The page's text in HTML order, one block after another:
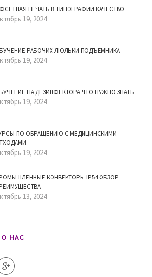
ПЕЧАТЬ В ТИПОГРАФИИ КАЧЕСТВО
19, 2024
РАБОЧИХ ЛЮЛЬКИ ПОДЪЕМНИКА
19, 2024
НА ДЕЗИНФЕКТОРА ЧТО НУЖНО ЗНАТЬ
19, 2024
ПО ОБРАЩЕНИЮ С МЕДИЦИНСКИМИ
19, 2024
КОНВЕКТОРЫ IP54 ОБЗОР
13, 2024
НАС